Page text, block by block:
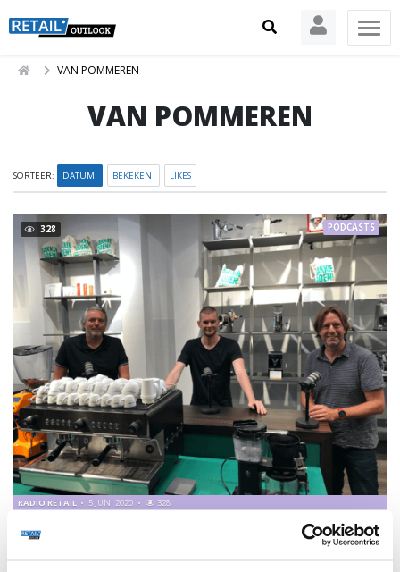
VAN POMMEREN
VAN POMMEREN
SORTEER: DATUM BEKEKEN LIKES
328
KOFFIE BIJ VAN POMMEREN!
RADIO RETAIL 5 JUNI 2020 328
PODCASTS
Sebastiaan van Pommeren is derde generatie van het